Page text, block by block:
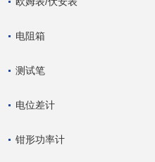
电阻箱
测试笔
电位差计
钳形功率计